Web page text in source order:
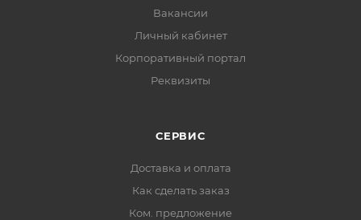
Вакансии
Личный кабинет
Корпоративный портал
Реквизиты
СЕРВИС
Доставка и оплата
Как сделать заказ
Ком. предложение